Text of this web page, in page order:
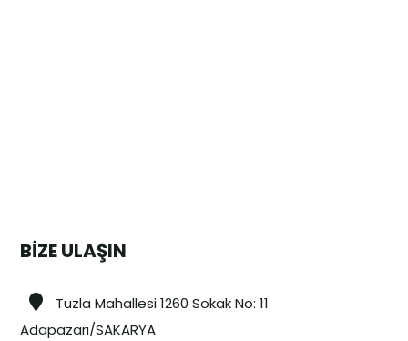
BİZE ULAŞIN
Tuzla Mahallesi 1260 Sokak No: 11
Adapazarı/SAKARYA